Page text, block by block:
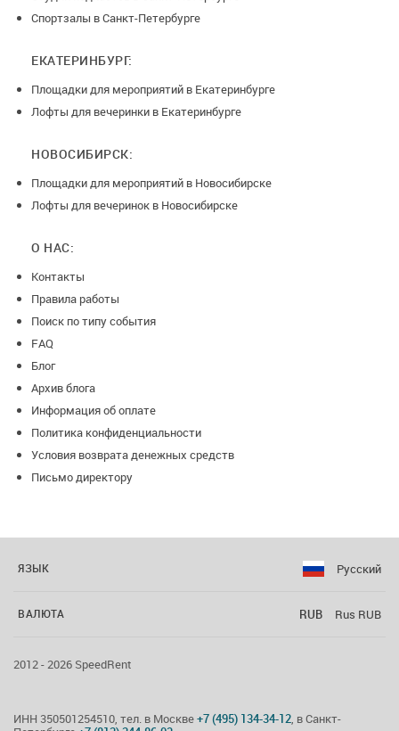
Спортзалы в Санкт-Петербурге
ЕКАТЕРИНБУРГ:
Площадки для мероприятий в Екатеринбурге
Лофты для вечеринки в Екатеринбурге
НОВОСИБИРСК:
Площадки для мероприятий в Новосибирске
Лофты для вечеринок в Новосибирске
О НАС:
Контакты
Правила работы
Поиск по типу события
FAQ
Блог
Архив блога
Информация об оплате
Политика конфиденциальности
Условия возврата денежных средств
Письмо директору
ЯЗЫК Русский
ВАЛЮТА RUB Rus RUB
2012 - 2026 SpeedRent
ИНН 350501254510, тел. в Москве+7 (495) 134-34-12, в Санкт-